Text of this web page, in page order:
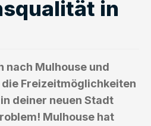
in
nach Mulhouse und
Freizeitmöglichkeiten
deiner neuen Stadt
Mulhouse hat